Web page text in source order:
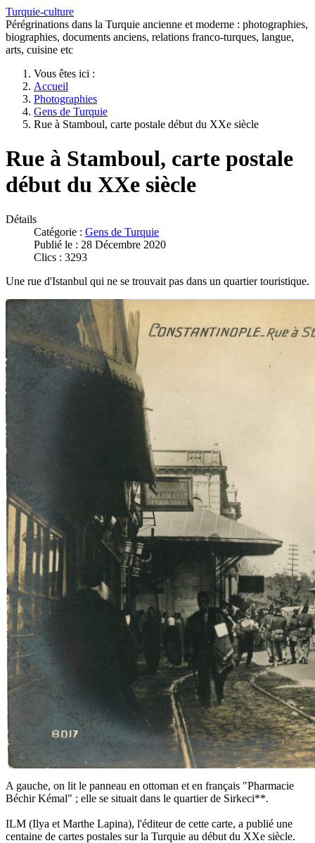
Turquie-culture
Pérégrinations dans la Turquie ancienne et moderne : photographies,
biographies, documents anciens, relations franco-turques, langue,
arts, cuisine etc
Vous êtes ici :
Accueil
Photographies
Gens de Turquie
Rue à Stamboul, carte postale début du XXe siècle
Rue à Stamboul, carte postale
début du XXe siècle
Détails
Catégorie : Gens de Turquie
Publié le : 28 Décembre 2020
Clics : 3293
Une rue d'Istanbul qui ne se trouvait pas dans un quartier touristique.
A gauche, on lit le panneau en ottoman et en français "Pharmacie
Béchir Kémal" ; elle se situait dans le quartier de Sirkeci**.
ILM (Ilya et Marthe Lapina), l'éditeur de cette carte, a publié une
centaine de cartes postales sur la Turquie au début du XXe siècle.